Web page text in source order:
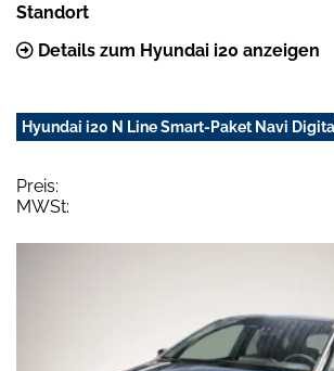
Standort
Details zum Hyundai i20 anzeigen
Hyundai i20 N Line Smart-Paket Navi
Preis:
MWSt: